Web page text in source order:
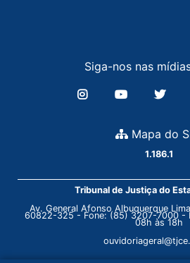
Siga-nos nas
Mapa do
1.186.1
Tribunal de Justiça do
Av. General Afonso Albuquerque
60822-325 - Fone: (85) 3207-7000 -
08h às 18h